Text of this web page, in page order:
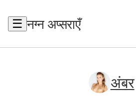
☰ नग्न अप्सराएँ
अंबर